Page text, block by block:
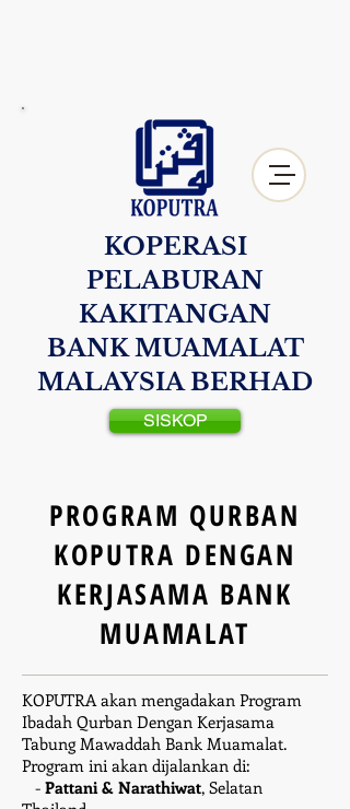
KOPERASI
PELABURAN
KAKITANGAN
BANK MUAMALAT
MALAYSIA BERHAD
SISKOP
PROGRAM QURBAN
KOPUTRA DENGAN
KERJASAMA BANK
MUAMALAT
KOPUTRA akan mengadakan Program
Ibadah Qurban Dengan Kerjasama
Tabung Mawaddah Bank Muamalat.
Program ini akan dijalankan di:
- Pattani & Narathiwat, Selatan